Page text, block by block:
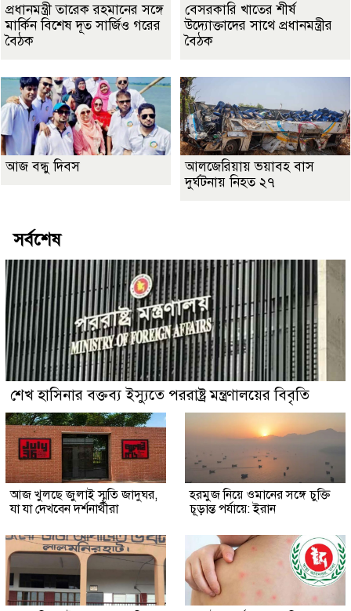
প্রধানমন্ত্রী তারেক রহমানের সঙ্গে
মার্কিন বিশেষ দূত সার্জিও গরের
বৈঠক
বেসরকারি খাতের শীর্ষ
উদ্যোক্তাদের সাথে প্রধানমন্ত্রীর
বৈঠক
আজ বন্ধু দিবস
আলজেরিয়ায় ভয়াবহ বাস
দুর্ঘটনায় নিহত ২৭
সর্বশেষ
শেখ হাসিনার বক্তব্য ইস্যুতে পররাষ্ট্র মন্ত্রণালয়ের বিবৃতি
আজ খুলছে জুলাই স্মৃতি জাদুঘর,
যা যা দেখবেন দর্শনার্থীরা
হরমুজ নিয়ে ওমানের সঙ্গে চুক্তি
চূড়ান্ত পর্যায়ে: ইরান